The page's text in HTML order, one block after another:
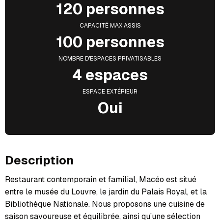
120 personnes
CAPACITÉ MAX ASSIS
100 personnes
NOMBRE D'ESPACES PRIVATISABLES
4 espaces
ESPACE EXTÉRIEUR
Oui
Description
Restaurant contemporain et familial, Macéo est situé
entre le musée du Louvre, le jardin du Palais Royal, et la
Bibliothèque Nationale. Nous proposons une cuisine de
saison savoureuse et équilibrée, ainsi qu’une sélection